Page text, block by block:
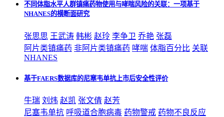
不同体脂水平人群镇痛药物使用与哮喘风险的关联：一项基于
NHANES的横断面研究
张思思 王武涛 韩彬 赵玲 李争卫 乔艳 张磊
阿片类镇痛药 非阿片类镇痛药 哮喘 体脂百分比 关联
NHANES
基于FAERS数据库的尼塞韦单抗上市后安全性评价
牛瑞 刘炜 赵凯 张文倩 赵芳
尼塞韦单抗 呼吸道合胞病毒 药物警戒 药物不良反应